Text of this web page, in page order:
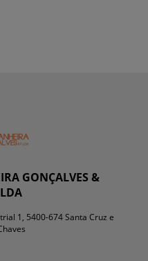
GONÇALVES &
1, 5400-674 Santa Cruz e